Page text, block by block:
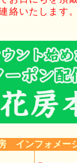
絡いたします。
インフォメー